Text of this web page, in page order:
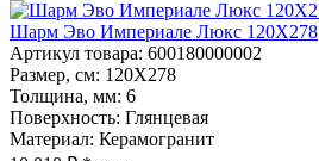
Шарм Эво Империале Люкс 120Х278
Артикул товара: 600180000002
Размер, см: 120Х278
Толщина, мм: 6
Поверхность: Глянцевая
Материал: Керамогранит